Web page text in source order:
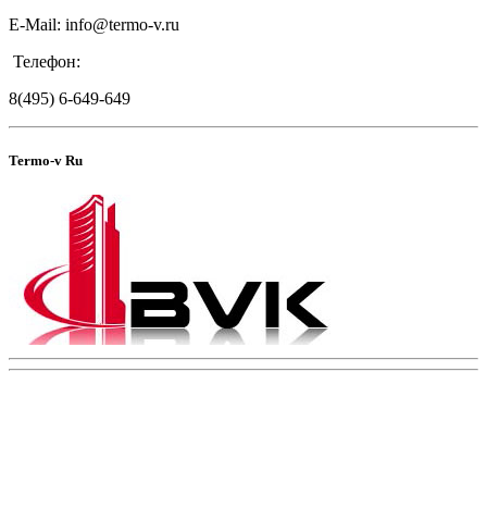
E-Mail: info@termo-v.ru
Телефон:
8(495) 6-649-649
Termo-v Ru